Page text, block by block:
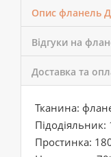
Опис фланель
Відгуки на
Доставка та
Тканина:
Простинка: